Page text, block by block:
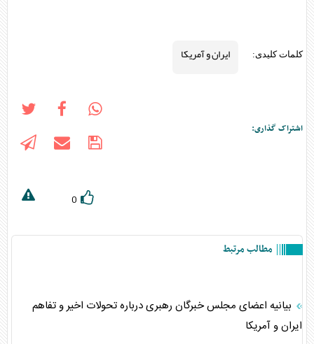
کلمات کلیدی: ایران و آمریکا
اشتراک گذاری:
0
مطالب مرتبط
بیانیه اعضای مجلس خبرگان رهبری درباره تحولات اخیر و تفاهم
ایران و آمریکا